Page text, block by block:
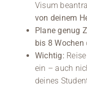
Visum
von deinem
Plane genug
bis 8 Wochen
Wichtig: Reise
ein – auch
deines